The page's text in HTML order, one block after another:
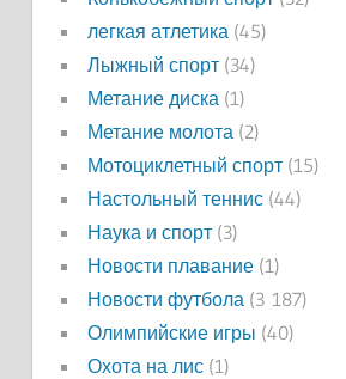
легкая атлетика (45)
Лыжный спорт(34)
Метание диска (1)
Метание молота (2)
Мотоциклетный спорт(15)
Настольный теннис(44)
Наука и спорт(3)
Новости плавание(1)
Новости футбола (3 187)
Олимпийские игры (40)
Охота на лис(1)